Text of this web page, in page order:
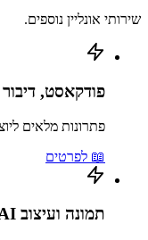
שירותי אונליין נוספים.
פודקאסט, דיבור
פתרונות מלאים
📖 לפרטים
תמונה ועיצוב AI